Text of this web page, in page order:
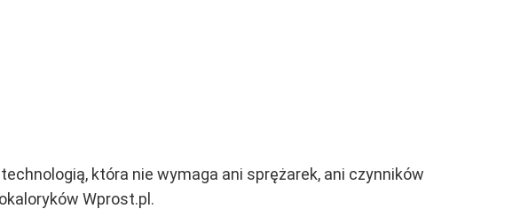
która nie wymaga ani sprężarek, ani czynników
Wprost.pl.